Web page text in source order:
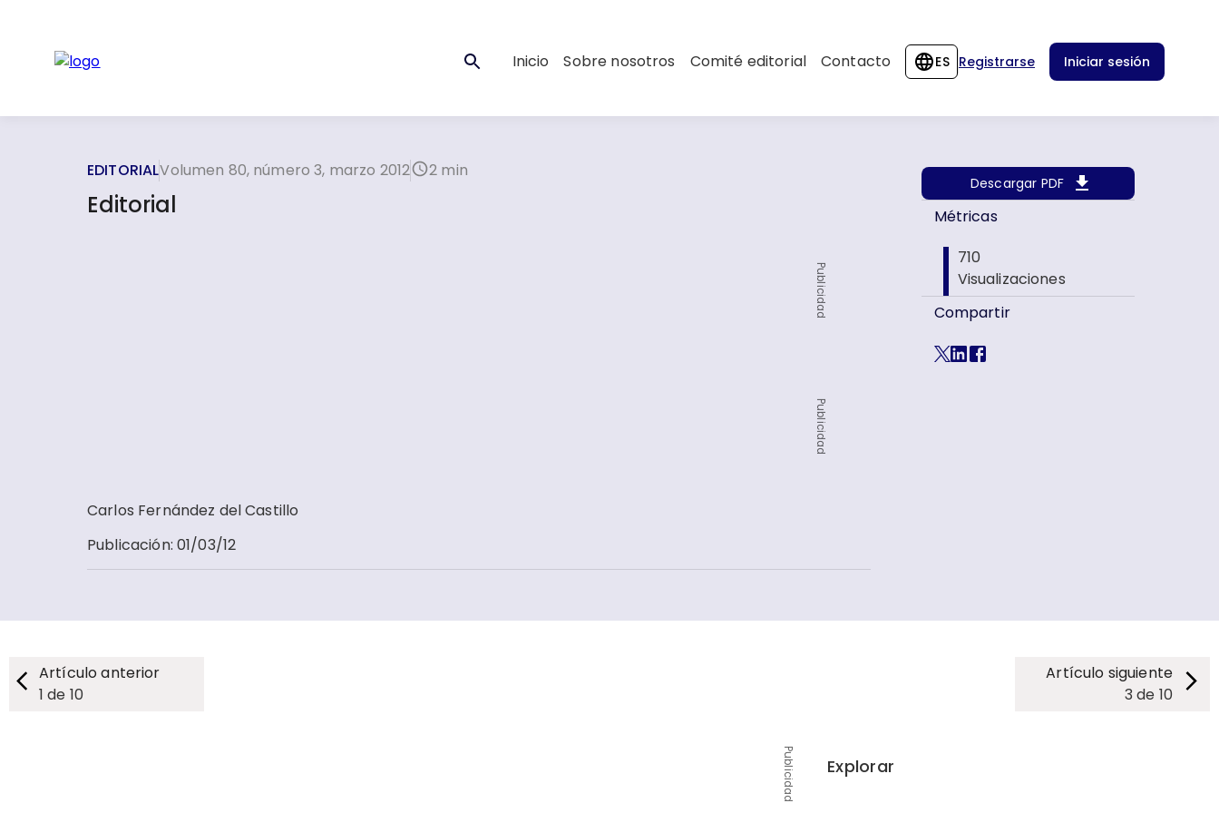
Inicio Sobre nosotros Comité editorial Contacto ES Registrarse Iniciar sesión
EDITORIALVolumen 80, número 3, marzo 2012 2 min
Editorial
Publicidad
Publicidad
Carlos Fernández del Castillo
Publicación: 01/03/12
Descargar PDF
Métricas
710
Visualizaciones
Compartir
Artículo anterior
1 de 10
Artículo siguiente
3 de 10
Publicidad Explorar